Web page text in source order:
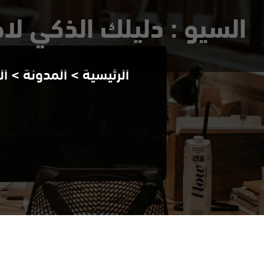
السيو : دليلك الذكي
الرئيسية > المدونة >